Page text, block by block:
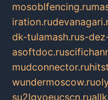
mosoblfencing.ru
iration.ru
dk-tulamash.rus-
asoftdoc.ru
mudconnector.ru
wundermoscow.ru
su2lgyoeucscn.ru